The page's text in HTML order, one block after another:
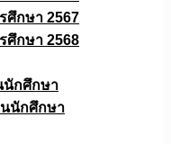
ศึกษา 2567
ศึกษา 2568
นักศึกษา
นนักศึกษา